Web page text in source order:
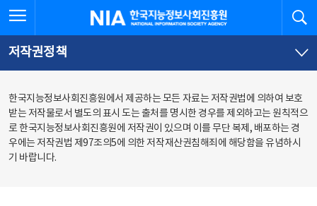
문
로
가
체
뉴
바
가
한국지능정보사회진흥원
저작권정책
한국지능정보사회진흥원에서 제공하는 모든 자료는 저작권법에 의하여 보호
받는 저작물로서 별도의 표시 도는 출처를 명시한 경우를 제외하고는 원칙적으
로 한국지능정보사회진흥원에 저작권이 있으며 이를 무단 복제, 배포하는 경
우에는 저작권법 제97조의5에 의한 저작재산권침해죄에 해당함을 유념하시
기 바랍니다.